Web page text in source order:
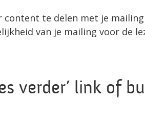
te delen met je
van je mailing voor de
verder’ link of